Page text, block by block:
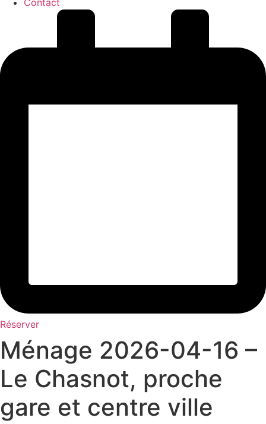
Contact
Réserver
Ménage 2026-04-16 –
Le Chasnot, proche
gare et centre ville